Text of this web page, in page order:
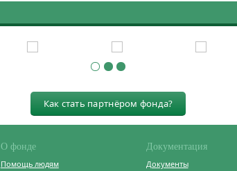
Как стать партнёром фонда?
О фонде
Помощь людям
Документация
Документы